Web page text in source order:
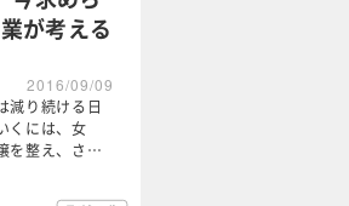
が考える
2016/09/09
減り続ける日
くには、女
を整え、さ…